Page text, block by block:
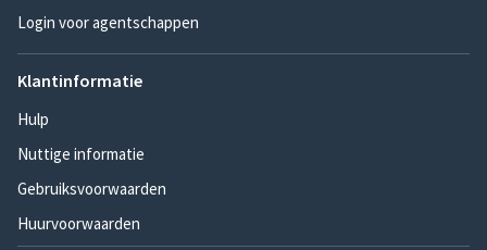
Login voor agentschappen
Klantinformatie
Hulp
Nuttige informatie
Gebruiksvoorwaarden
Huurvoorwaarden